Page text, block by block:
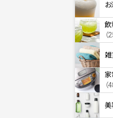
飲
（
雑
家
（
美